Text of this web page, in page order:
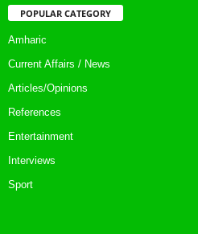
POPULAR CATEGORY
Amharic
Current Affairs / News
Articles/Opinions
References
Entertainment
Interviews
Sport